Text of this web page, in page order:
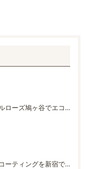
埼玉県にありますウィルローズ鳩ヶ谷でエコカラットを施工しました
エコカラットとフロアコーティングを新宿で施工しました